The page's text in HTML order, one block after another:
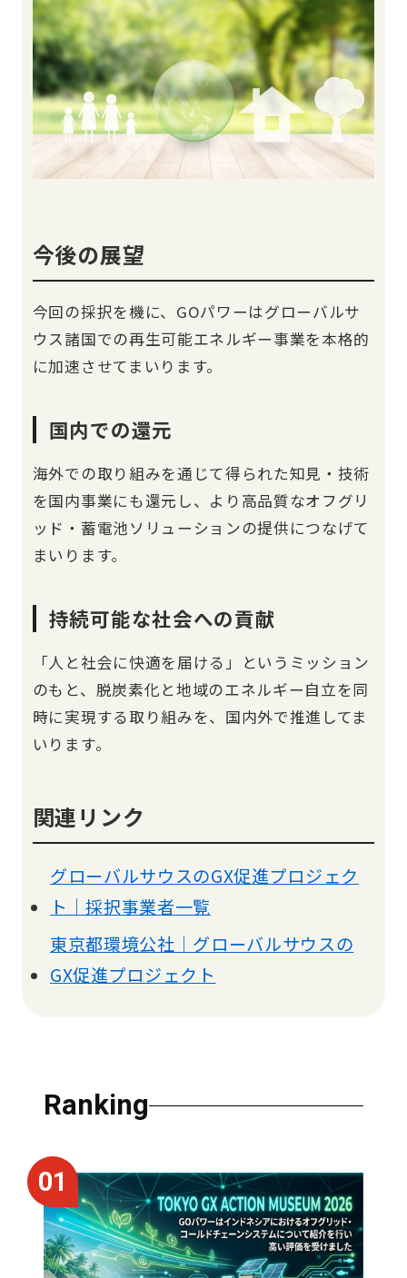
今後の展望
今回の採択を機に、GOパワーはグローバルサ
ウス諸国での再生可能エネルギー事業を本格的
に加速させてまいります。
国内での還元
海外での取り組みを通じて得られた知見・技術
を国内事業にも還元し、より高品質なオフグリ
ッド・蓄電池ソリューションの提供につなげて
まいります。
持続可能な社会への貢献
「人と社会に快適を届ける」というミッション
のもと、脱炭素化と地域のエネルギー自立を同
時に実現する取り組みを、国内外で推進してま
いります。
関連リンク
グローバルサウスのGX促進プロジェク
ト｜採択事業者一覧
東京都環境公社｜グローバルサウスの
GX促進プロジェクト
Ranking
01